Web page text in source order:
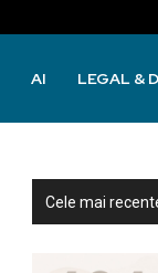
AI LEGAL &
Cele mai